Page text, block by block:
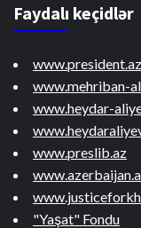
Faydalı keçidlər
www.president.az
www.mehriban-
www.heydar-
www.preslib.az
"Yaşat" Fondu